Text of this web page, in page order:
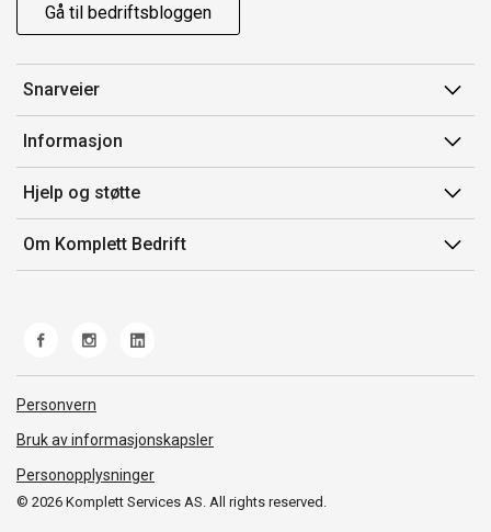
Gå til bedriftsbloggen
Snarveier
Min side
Ordreoversikt
Mine produkter
Informasjon
Salgsbetingelser
Avtalevilkår for Komplett Bedrift Pluss
Produsenter
Hjelp og støtte
Kontakt oss
Retur
Ofte stilte spørsmål
Om Komplett Bedrift
© 2026 Komplett Services AS. All rights reserved.
Personvern
Bruk av informasjonskapsler
Personopplysninger